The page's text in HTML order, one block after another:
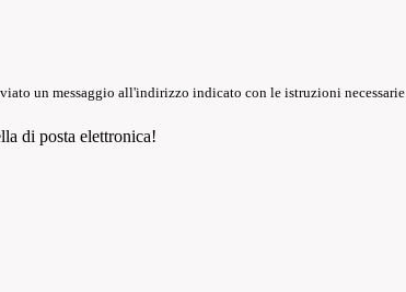
un messaggio all'indirizzo indicato con le istruzioni necessarie.
di posta elettronica!